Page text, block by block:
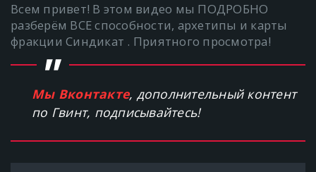
Всем привет! В этом видео мы ПОДРОБНО
разберём ВСЕ способности, архетипы и карты
фракции Синдикат . Приятного просмотра!
Мы Вконтакте, дополнительный контент
по Гвинт, подписывайтесь!